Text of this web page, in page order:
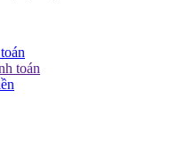
toán